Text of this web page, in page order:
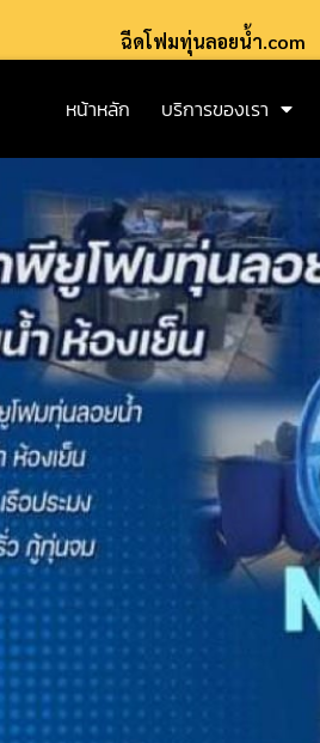
ฉีดโฟมทุ่นลอยน้ำ.com
หน้าหลัก บริการของเรา